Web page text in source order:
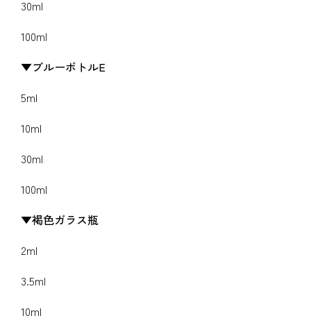
30ml
100ml
ブルーボトルE
5ml
10ml
30ml
100ml
褐色ガラス瓶
2ml
3.5ml
10ml